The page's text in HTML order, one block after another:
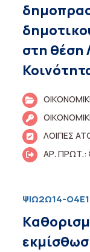
στη θέση
ΛΟΙΠΕΣ
ΑΡ. ΠΡΩΤ.:
ΨΙΩ2Ω14-Ο4Ε1